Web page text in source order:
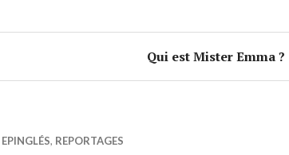
Qui est Mister Emma ?
EPINGLÉS, REPORTAGES